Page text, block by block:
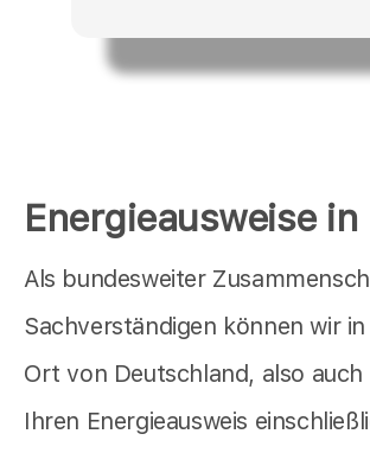
Energieausweise in
Als bundesweiter
Sachverständigen können wir
Ort von Deutschland, also auch
Ihren Energieausweis